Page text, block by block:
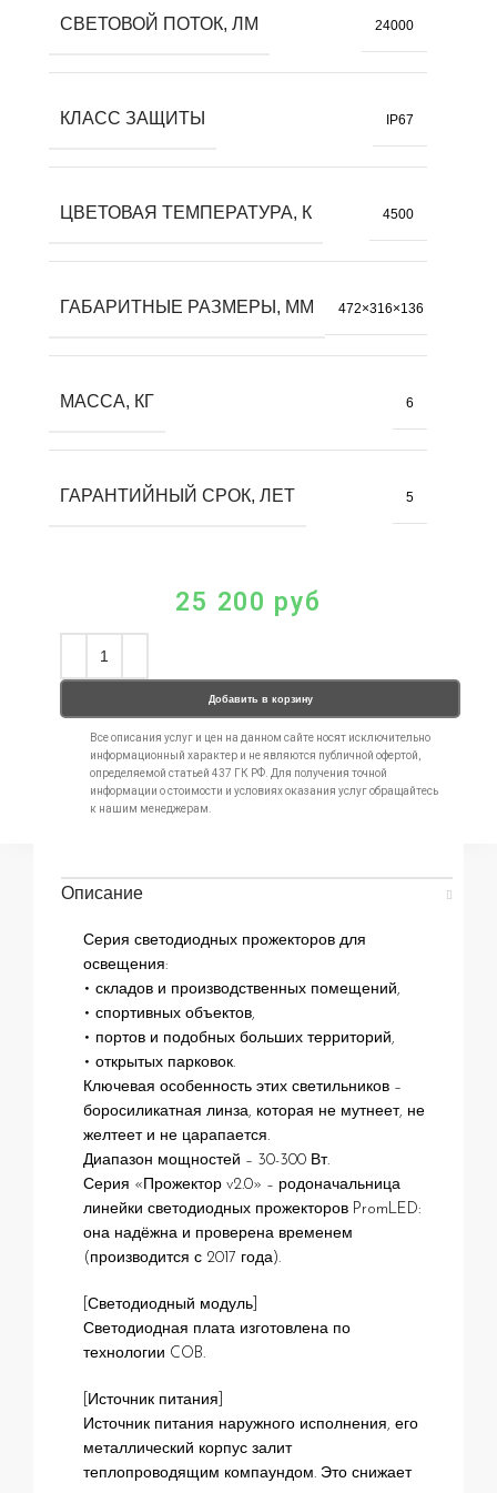
СВЕТОВОЙ ПОТОК, ЛМ 24000
КЛАСС ЗАЩИТЫ IP67
ЦВЕТОВАЯ ТЕМПЕРАТУРА, К 4500
ГАБАРИТНЫЕ РАЗМЕРЫ, ММ 472×316×136
МАССА, КГ 6
ГАРАНТИЙНЫЙ СРОК, ЛЕТ 5
25 200 руб
Добавить в корзину
Все описания услуг и цен на данном сайте носят исключительно
информационный характер и не являются публичной офертой,
определяемой статьей 437 ГК РФ. Для получения точной
информации о стоимости и условиях оказания услуг обращайтесь
к нашим менеджерам.
Описание
Серия светодиодных прожекторов для
освещения:
• складов и производственных помещений,
• спортивных объектов,
• портов и подобных больших территорий,
• открытых парковок.
Ключевая особенность этих светильников –
боросиликатная линза, которая не мутнеет, не
желтеет и не царапается.
Диапазон мощностей – 30-300 Вт.
Серия «Прожектор v2.0» – родоначальница
линейки светодиодных прожекторов PromLED:
она надёжна и проверена временем
(производится с 2017 года).
[Светодиодный модуль]
Светодиодная плата изготовлена по
технологии COB.
[Источник питания]
Источник питания наружного исполнения, его
металлический корпус залит
теплопроводящим компаундом. Это снижает